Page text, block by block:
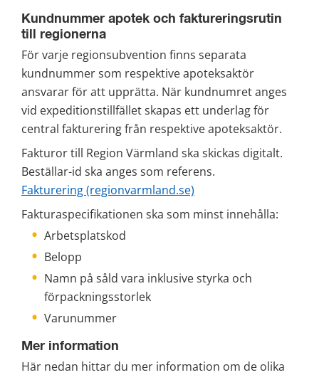
Kundnummer apotek och faktureringsrutin
till regionerna
För varje regionsubvention finns separata
kundnummer som respektive apoteksaktör
ansvarar för att upprätta. När kundnumret anges
vid expeditionstillfället skapas ett underlag för
central fakturering från respektive apoteksaktör.
Fakturor till Region Värmland ska skickas digitalt.
Beställar-id ska anges som referens.
Fakturering (regionvarmland.se)
Fakturaspecifikationen ska som minst innehålla:
Arbetsplatskod
Belopp
Namn på såld vara inklusive styrka och
förpackningsstorlek
Varunummer
Mer information
Här nedan hittar du mer information om de olika